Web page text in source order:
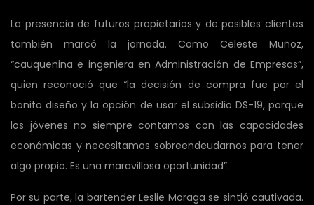
La presencia de futuros propietarios y de posibles clientes
también marcó la jornada. Como Celeste Muñoz,
“cauquenina e ingeniera en Administración de Empresas”,
quien reconoció que “la decisión de compra fue por el
bonito diseño y la opción de usar el subsidio DS-19, porque
los jóvenes no siempre contamos con las capacidades
económicas y necesitamos sobreendeudarnos para tener
algo propio. Es una maravillosa oportunidad”.
Por su parte, la bartender Leslie Moraga se sintió cautivada.